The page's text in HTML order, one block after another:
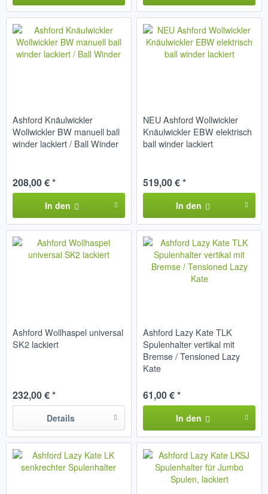
Ashford Knäulwickler
Wollwickler BW manuell ball
winder lackiert / Ball Winder
208,00 € *
In den
NEU Ashford Wollwickler
Knäulwickler EBW elektrisch
ball winder lackiert
519,00 € *
In den
Ashford Wollhaspel universal
SK2 lackiert
232,00 € *
Details
Ashford Lazy Kate TLK
Spulenhalter vertikal mit
Bremse / Tensioned Lazy
Kate
61,00 € *
In den